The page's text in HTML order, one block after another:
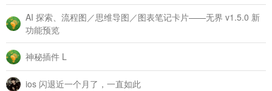
AI 探索、流程图／思维导图／图表笔记卡片——无界 v1.5.0 新
功能预览
神秘插件 L
ios 闪退近一个月了，一直如此